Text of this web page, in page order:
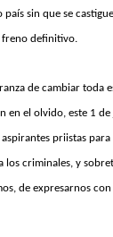
sin que se
freno definitivo.
de cambiar toda
en el olvido, este 1
priistas
los criminales, y
de expresarnos